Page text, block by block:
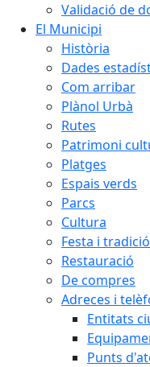
Validació de
El Municipi
Història
Dades
Com arribar
Plànol Urbà
Rutes
Patrimoni
Platges
Espais verds
Parcs
Cultura
Festa i tradició
Restauració
De compres
Adreces i
Entitats
Punts